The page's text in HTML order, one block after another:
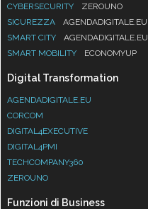
CYBERSECURITY
ZEROUNO
SICUREZZA
AGENDADIGITALE.EU
SMART CITY
AGENDADIGITALE.EU
SMART MOBILITY
ECONOMYUP
Digital Transformation
AGENDADIGITALE.EU
CORCOM
DIGITAL4EXECUTIVE
DIGITAL4PMI
TECHCOMPANY360
ZEROUNO
Funzioni di Business